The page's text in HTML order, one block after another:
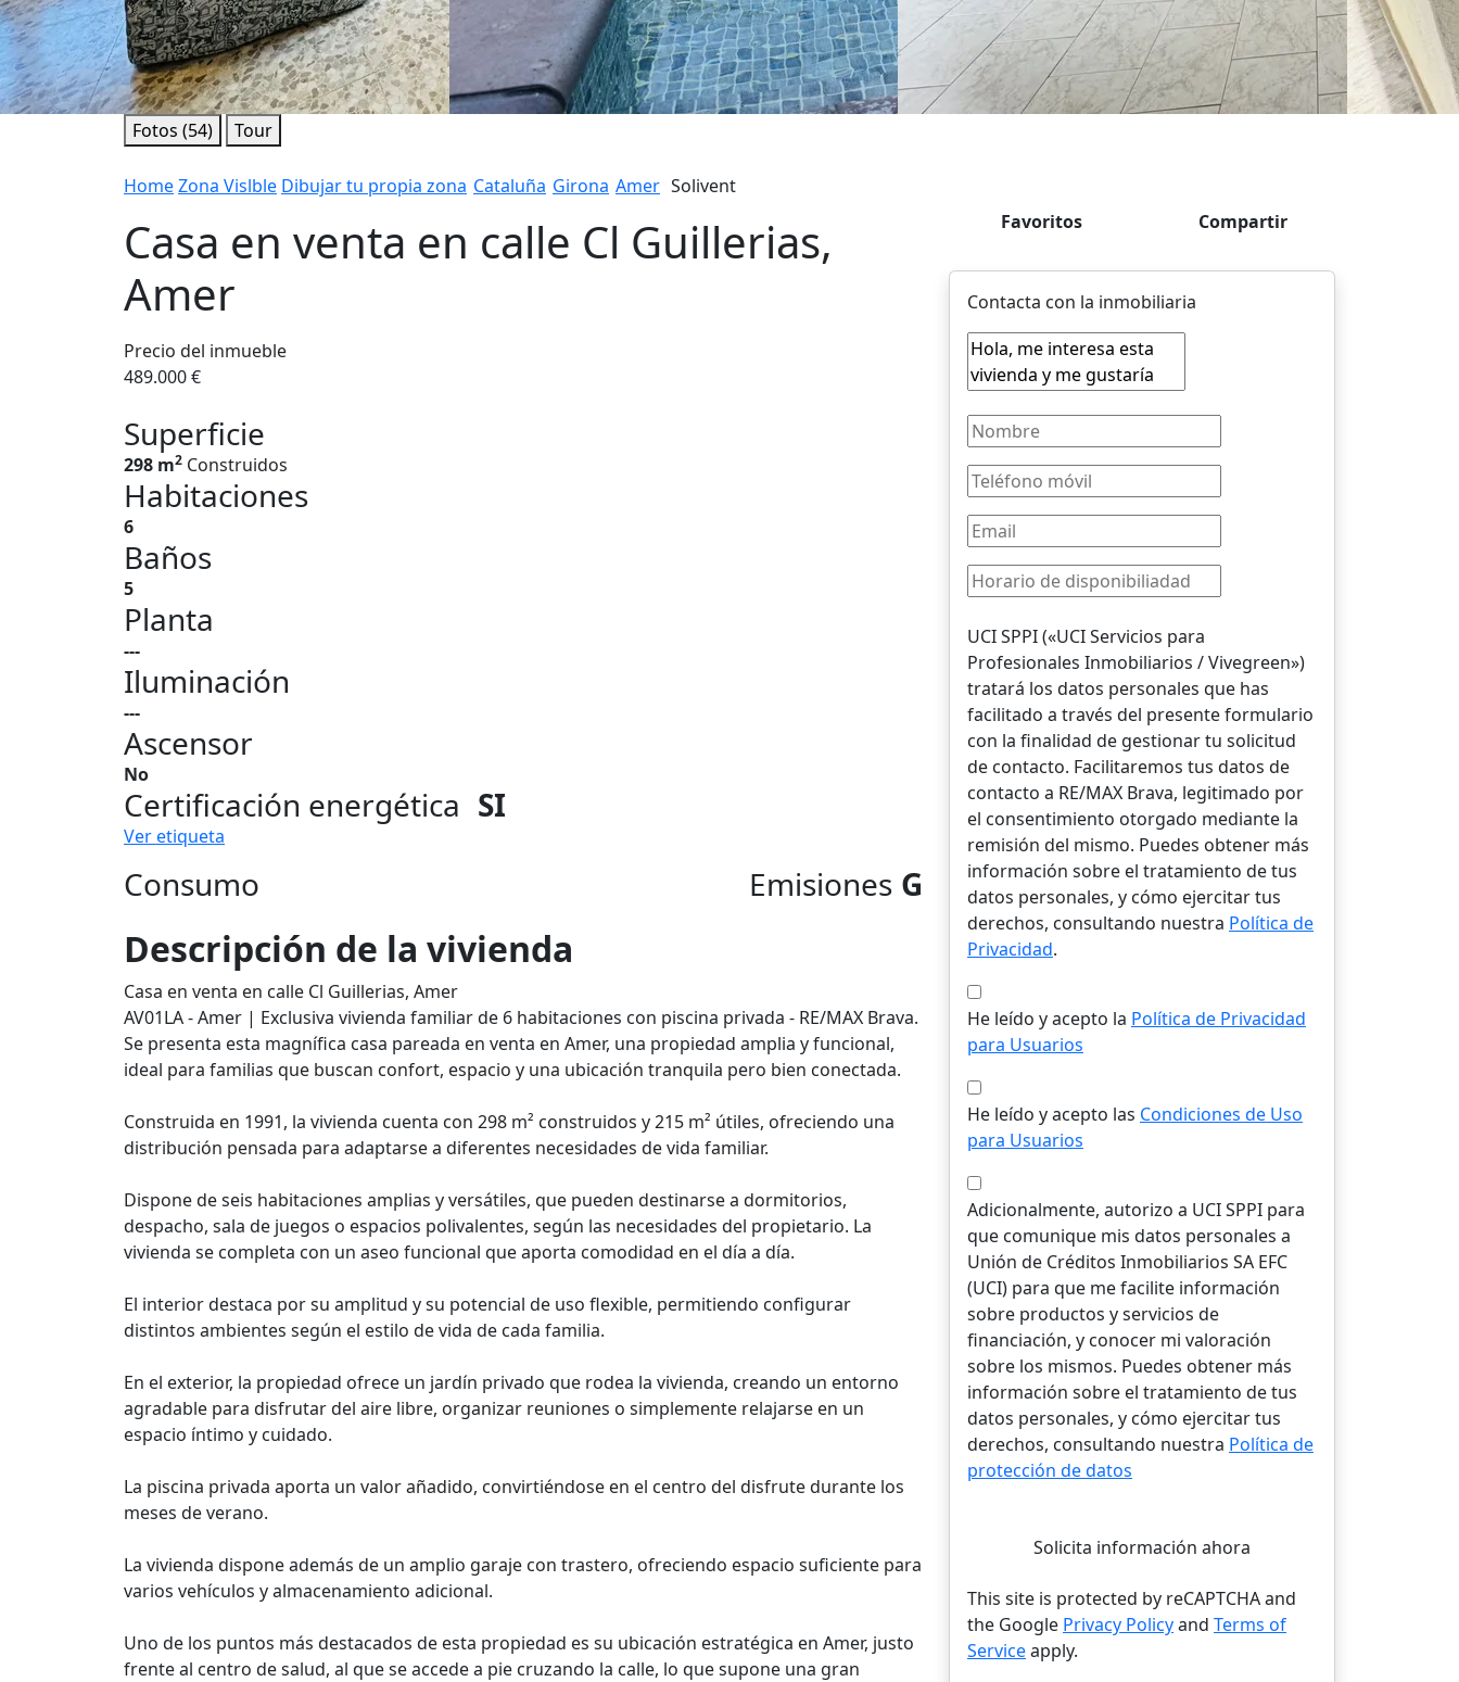
Fotos (54) Tour
HomeZona Vislble Dibujar tu propia zona Cataluña Girona Amer Solivent
Casa en venta en calle Cl Guillerias,
Amer
Precio del inmueble
489.000 €
Superficie
298 m2 Construidos
Habitaciones
6
Baños
5
Planta
---
Iluminación
---
Ascensor
No
Certificación energética SI
Ver etiqueta
Consumo Emisiones G
Descripción de la vivienda
Casa en venta en calle Cl Guillerias, Amer
AV01LA - Amer | Exclusiva vivienda familiar de 6 habitaciones con piscina privada - RE/MAX Brava.
Se presenta esta magnífica casa pareada en venta en Amer, una propiedad amplia y funcional,
ideal para familias que buscan confort, espacio y una ubicación tranquila pero bien conectada.
Construida en 1991, la vivienda cuenta con 298 m² construidos y 215 m² útiles, ofreciendo una
distribución pensada para adaptarse a diferentes necesidades de vida familiar.
Dispone de seis habitaciones amplias y versátiles, que pueden destinarse a dormitorios,
despacho, sala de juegos o espacios polivalentes, según las necesidades del propietario. La
vivienda se completa con un aseo funcional que aporta comodidad en el día a día.
El interior destaca por su amplitud y su potencial de uso flexible, permitiendo configurar
distintos ambientes según el estilo de vida de cada familia.
En el exterior, la propiedad ofrece un jardín privado que rodea la vivienda, creando un entorno
agradable para disfrutar del aire libre, organizar reuniones o simplemente relajarse en un
espacio íntimo y cuidado.
La piscina privada aporta un valor añadido, convirtiéndose en el centro del disfrute durante los
meses de verano.
La vivienda dispone además de un amplio garaje con trastero, ofreciendo espacio suficiente para
varios vehículos y almacenamiento adicional.
Uno de los puntos más destacados de esta propiedad es su ubicación estratégica en Amer, justo
frente al centro de salud, al que se accede a pie cruzando la calle, lo que supone una gran
Favoritos Compartir
Contacta con la inmobiliaria
UCI SPPI («UCI Servicios para
Profesionales Inmobiliarios / Vivegreen»)
tratará los datos personales que has
facilitado a través del presente formulario
con la finalidad de gestionar tu solicitud
de contacto. Facilitaremos tus datos de
contacto a RE/MAX Brava, legitimado por
el consentimiento otorgado mediante la
remisión del mismo. Puedes obtener más
información sobre el tratamiento de tus
datos personales, y cómo ejercitar tus
derechos, consultando nuestra Política de
Privacidad.
He leído y acepto la Política de Privacidad
para Usuarios
He leído y acepto las Condiciones de Uso
para Usuarios
Adicionalmente, autorizo a UCI SPPI para
que comunique mis datos personales a
Unión de Créditos Inmobiliarios SA EFC
(UCI) para que me facilite información
sobre productos y servicios de
financiación, y conocer mi valoración
sobre los mismos. Puedes obtener más
información sobre el tratamiento de tus
datos personales, y cómo ejercitar tus
derechos, consultando nuestra Política de
protección de datos
Solicita información ahora
This site is protected by reCAPTCHA and
the Google Privacy Policyand Terms of
Serviceapply.